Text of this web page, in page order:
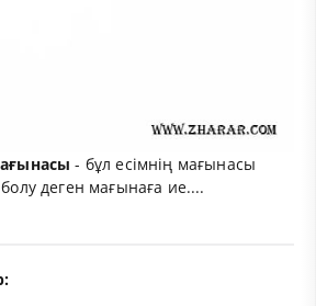
- бұл есімнің мағынасы
деген мағынаға ие....